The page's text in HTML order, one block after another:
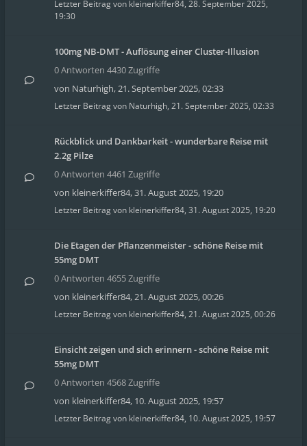
Letzter Beitrag von kleinerkiffer84, 28. September 2025,
19:30
100mg NB-DMT - Auflösung einer Cluster-Illusion
0 Antworten 4430 Zugriffe
von Naturhigh,21. September 2025, 02:33
Letzter Beitrag von Naturhigh, 21. September 2025, 02:33
Rückblick und Dankbarkeit - wunderbare Reise mit
2.2g Pilze
0 Antworten 4461 Zugriffe
von kleinerkiffer84,31. August 2025, 19:20
Letzter Beitrag von kleinerkiffer84, 31. August 2025, 19:20
Die Etagen der Pflanzenmeister - schöne Reise mit
55mg DMT
0 Antworten 4655 Zugriffe
von kleinerkiffer84,21. August 2025, 00:26
Letzter Beitrag von kleinerkiffer84, 21. August 2025, 00:26
Einsicht zeigen und sich erinnern - schöne Reise mit
55mg DMT
0 Antworten 4568 Zugriffe
von kleinerkiffer84, 10. August 2025, 19:57
Letzter Beitrag von kleinerkiffer84, 10. August 2025, 19:57